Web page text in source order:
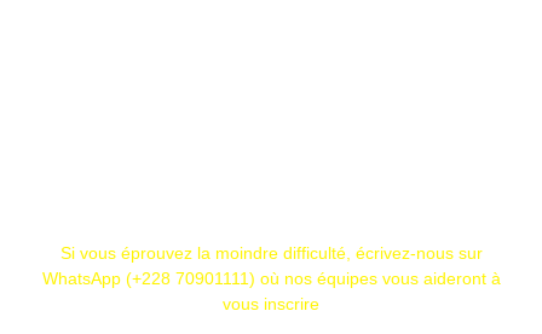
Si vous éprouvez la moindre difficulté, écrivez-nous sur
WhatsApp (+228 70901111) où nos équipes vous aideront à
vous inscrire